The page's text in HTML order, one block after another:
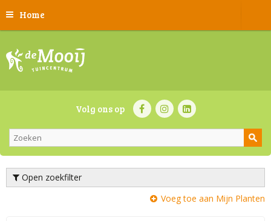
Home
Volg ons op
Open zoekfilter
Voeg toe aan Mijn Planten